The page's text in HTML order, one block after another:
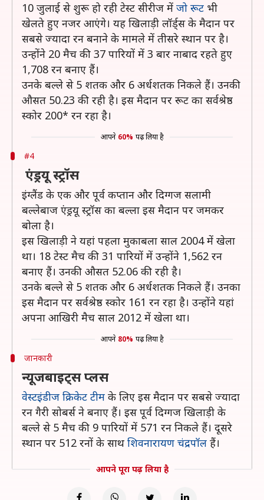
10 जुलाई से शुरू हो रही टेस्ट सीरीज में जो रूट भी
खेलते हुए नजर आएंगे। यह खिलाड़ी लॉर्ड्स के मैदान पर
सबसे ज्यादा रन बनाने के मामले में तीसरे स्थान पर है।
उन्होंने 20 मैच की 37 पारियों में 3 बार नाबाद रहते हुए
1,708 रन बनाए हैं।
उनके बल्ले से 5 शतक और 6 अर्धशतक निकले हैं। उनकी
औसत 50.23 की रही है। इस मैदान पर रूट का सर्वश्रेष्ठ
स्कोर 200* रन रहा है।
आपने 60% पढ़ लिया है
#4
एंड्रयू स्ट्रॉस
इंग्लैंड के एक और पूर्व कप्तान और दिग्गज सलामी
बल्लेबाज एंड्रयू स्ट्रॉस का बल्ला इस मैदान पर जमकर
बोला है।
इस खिलाड़ी ने यहां पहला मुकाबला साल 2004 में खेला
था। 18 टेस्ट मैच की 31 पारियों में उन्होंने 1,562 रन
बनाए हैं। उनकी औसत 52.06 की रही है।
उनके बल्ले से 5 शतक और 6 अर्धशतक निकले हैं। उनका
इस मैदान पर सर्वश्रेष्ठ स्कोर 161 रन रहा है। उन्होंने यहां
अपना आखिरी मैच साल 2012 में खेला था।
आपने 80% पढ़ लिया है
जानकारी
न्यूजबाइट्स प्लस
वेस्टइंडीज क्रिकेट टीम के लिए इस मैदान पर सबसे ज्यादा
रन गैरी सोबर्स ने बनाए हैं। इस पूर्व दिग्गज खिलाड़ी के
बल्ले से 5 मैच की 9 पारियों में 571 रन निकले हैं। दूसरे
स्थान पर 512 रनों के साथ शिवनारायण चंद्रपॉल हैं।
आपने पूरा पढ़ लिया है